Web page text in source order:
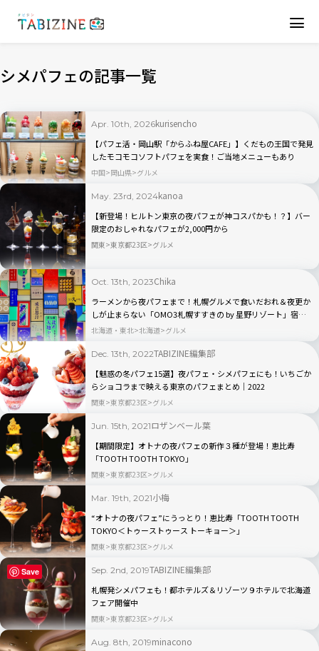
シメパフェの記事一覧
Apr. 10th, 2026kurisencho
【パフェ活・岡山駅「からふね屋CAFE」】くだもの王国で発見
したモコモコソフトパフェを実食！ご当地メニューもあり
中国 岡山県 グルメ
May. 23rd, 2024kanoa
【新登場！ヒルトン東京の夜パフェが神コスパかも！？】バー
限定のおしゃれなパフェが2,000円から
関東 東京都23区 グルメ
Oct. 13th, 2023Chika
ラーメンから夜パフェまで！札幌グルメで食いだおれ＆夜更か
しが止まらない「OMO3札幌すすきの by 星野リゾート」宿泊
記
北海道・東北 北海道 グルメ
Dec. 13th, 2022TABIZINE編集部
【魅惑の冬パフェ15選】夜パフェ・シメパフェにも！いちごか
らショコラまで映える東京のパフェまとめ｜2022
関東 東京都23区 グルメ
Jun. 15th, 2021ロザンベール葉
【期間限定】オトナの夜パフェの新作３種が登場！恵比寿
「TOOTH TOOTH TOKYO」
関東 東京都23区 グルメ
Mar. 19th, 2021小梅
“オトナの夜パフェ”にうっとり！恵比寿「TOOTH TOOTH
TOKYO＜トゥーストゥース トーキョー＞」
関東 東京都23区 グルメ
Sep. 2nd, 2019TABIZINE編集部
札幌発シメパフェも！都ホテルズ＆リゾーツ９ホテルで北海道
フェア開催中
関東 東京都23区 グルメ
Aug. 8th, 2019minacono
Save